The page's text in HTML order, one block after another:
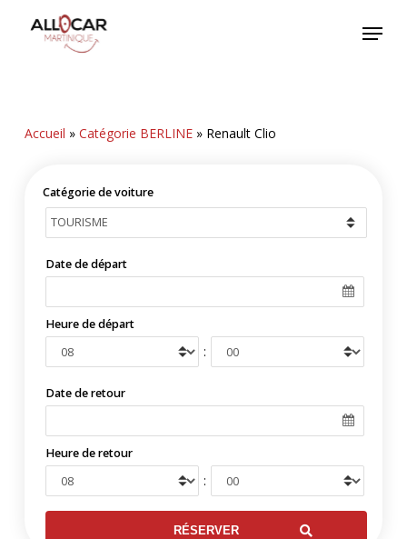
Menu
Accueil » Catégorie BERLINE» Renault Clio
Catégorie de voiture
Date de départ
Heure de départ
:
Date de retour
Heure de retour
: